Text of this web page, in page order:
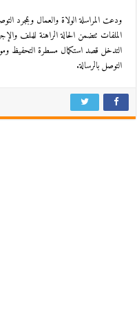
ودعت المراسلة الولاة والعمال وبمجرد
الملفات تتضمن الحالة الراهنة للملف
التوصل بالرسالة.